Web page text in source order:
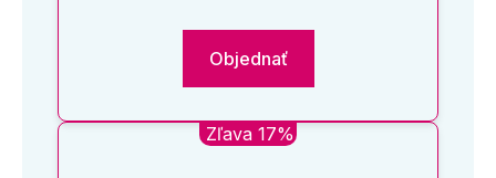
Objednať
Zľava 17%